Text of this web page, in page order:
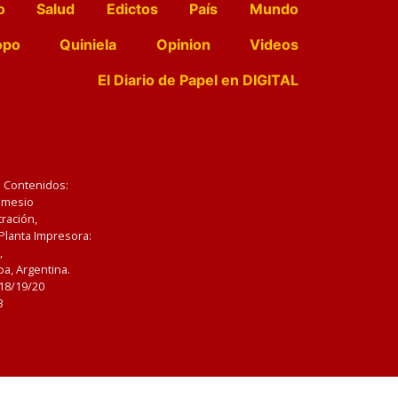
Salud Edictos País
Mundo
Quiniela Opinion
Videos
El Diario de Papel en DIGITAL
Impresora:
Argentina.
19/20